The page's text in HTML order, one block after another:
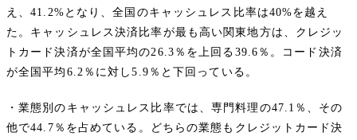
え、41.2%となり、全国のキャッシュレス比率は40%を越え
た。​キャッシュレス決済比率が最も高い関東地方は、クレジッ
トカード決済が全国平均の26.3％を上回る39.6％。コード決済
が全国平均​6.2％に対し5.9％と下回っている。
・業態別のキャッシュレス比率では、専門料理の47.1％、その
他で44.7％を占めている。どちらの業態もクレジットカード決